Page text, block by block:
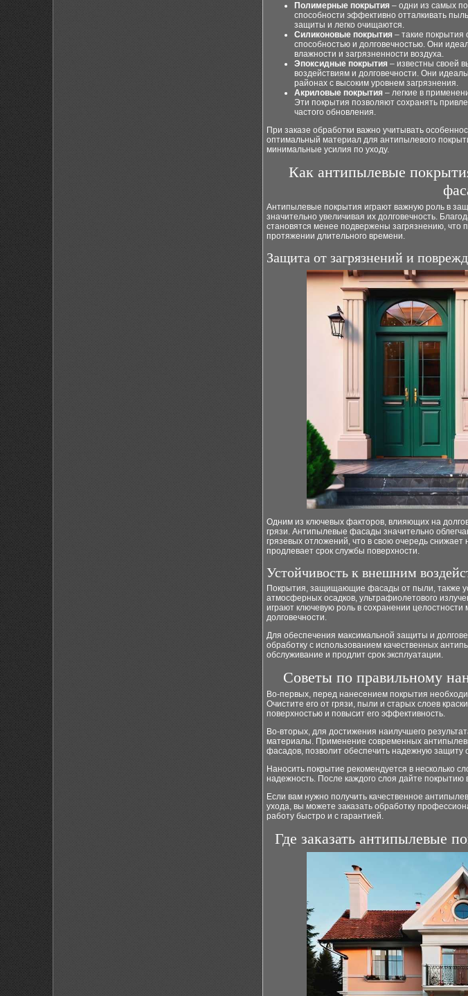
Полимерные покрытия – одни из самых
способности эффективно отталкивать
защиты и легко очищаются.
Силиконовые покрытия – такие
способностью и долговечностью. Они
влажности и загрязненности воздуха.
Эпоксидные покрытия – известны своей
воздействиям и долговечности. Они
районах с высоким уровнем загрязнения.
Акриловые покрытия – легкие в
Эти покрытия позволяют сохранять
частого обновления.
При заказе обработки важно учитывать
оптимальный материал для антипылевого
минимальные усилия по уходу.
Как антипылевые
Антипылевые покрытия играют важную роль в
значительно увеличивая их долговечность.
становятся менее подвержены загрязнению, что
протяжении длительного времени.
Защита от загрязнений и
Одним из ключевых факторов, влияющих на
грязи. Антипылевые фасады значительно
грязевых отложений, что в свою очередь
продлевает срок службы поверхности.
Устойчивость к внешним
Покрытия, защищающие фасады от пыли, также
атмосферных осадков, ультрафиолетового
играют ключевую роль в сохранении
долговечности.
Для обеспечения максимальной защиты и
обработку с использованием качественных
обслуживание и продлит срок эксплуатации.
Советы по правильному
Во-первых, перед нанесением покрытия
Очистите его от грязи, пыли и старых слоев
поверхностью и повысит его эффективность.
Во-вторых, для достижения наилучшего
материалы. Применение современных
фасадов, позволит обеспечить надежную защиту
Наносить покрытие рекомендуется в несколько
надежность. После каждого слоя дайте
Если вам нужно получить качественное
ухода, вы можете заказать обработку
работу быстро и с гарантией.
Где заказать антипылевые